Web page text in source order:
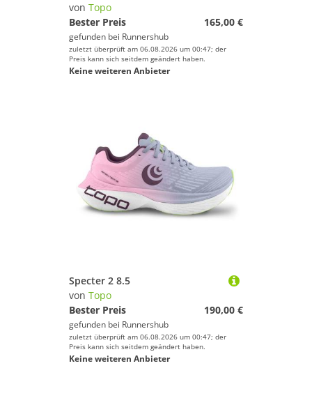
von Topo
Bester Preis
165,00 €
gefunden bei Runnershub
zuletzt überprüft am 06.08.2026 um 00:47; der
Preis kann sich seitdem geändert haben.
Keine weiteren Anbieter
Specter 2 8.5
von Topo
Bester Preis
190,00 €
gefunden bei Runnershub
zuletzt überprüft am 06.08.2026 um 00:47; der
Preis kann sich seitdem geändert haben.
Keine weiteren Anbieter